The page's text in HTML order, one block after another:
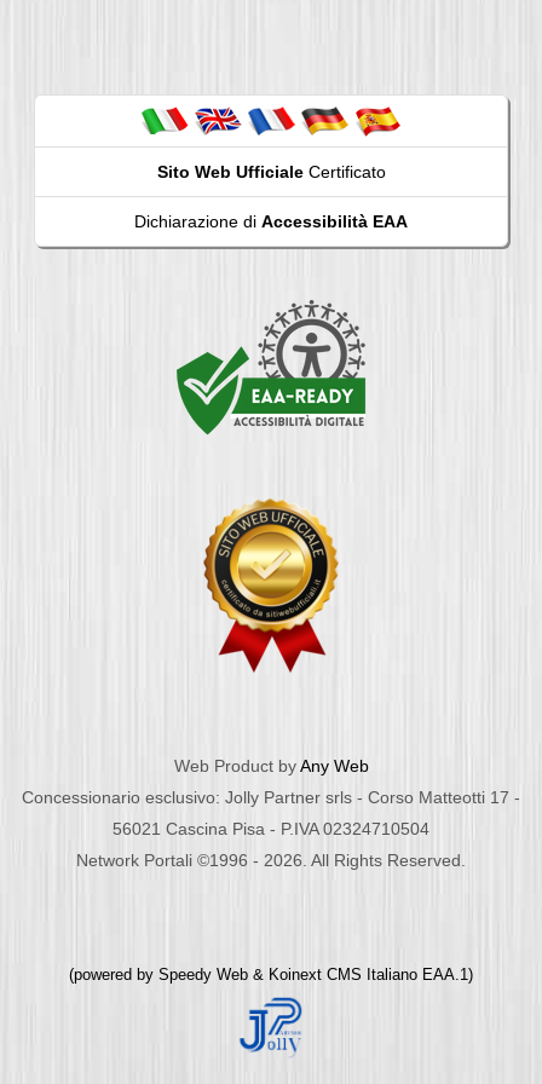
Sito Web UfficialeCertificato
Dichiarazione di Accessibilità EAA
Web Product byAny Web
Concessionario esclusivo: Jolly Partner srls - Corso Matteotti 17 -
56021 Cascina Pisa - P.IVA 02324710504
Network Portali ©1996 - 2026. All Rights Reserved.
(powered by Speedy Web & Koinext CMS Italiano EAA.1)